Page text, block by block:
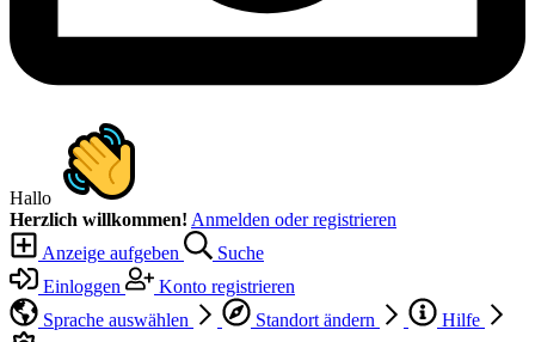
Hallo
Herzlich willkommen! Anmelden oder registrieren
Anzeige aufgeben
Suche
Einloggen
Konto registrieren
Sprache auswählen
Standort ändern
Hilfe